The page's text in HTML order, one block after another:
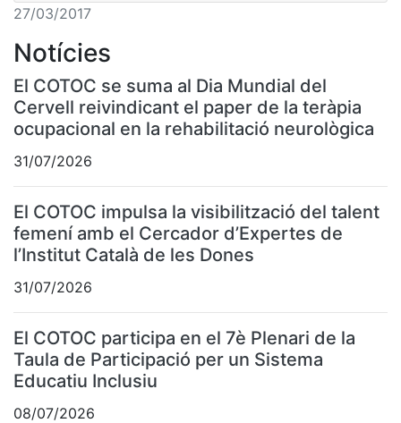
27/03/2017
Notícies
El COTOC se suma al Dia Mundial del
Cervell reivindicant el paper de la teràpia
ocupacional en la rehabilitació neurològica
31/07/2026
El COTOC impulsa la visibilització del talent
femení amb el Cercador d’Expertes de
l’Institut Català de les Dones
31/07/2026
El COTOC participa en el 7è Plenari de la
Taula de Participació per un Sistema
Educatiu Inclusiu
08/07/2026